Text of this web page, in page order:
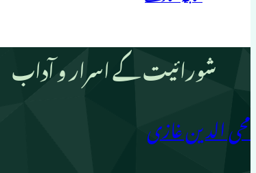
شورائیت کے اسرار و آداب
محی الدین غازی